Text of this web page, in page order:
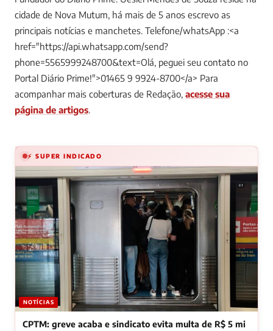
cidade de Nova Mutum, há mais de 5 anos escrevo as
principais notícias e manchetes. Telefone/whatsApp :<a
href="https://api.whatsapp.com/send?
phone=5565999248700&text=Olá, peguei seu contato no
Portal Diário Prime!">01465 9 9924-8700</a> Para
acompanhar mais coberturas de Redação, acesse sua
página de artigos.
⚡ SUPER INDICADO
NOTÍCIAS
CPTM: greve acaba e sindicato evita multa de R$ 5 mi